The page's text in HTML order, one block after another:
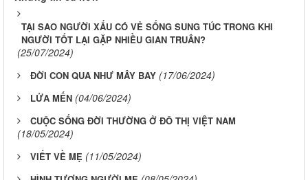
TẠI SAO NGƯỜI XẤU CÓ VẺ SỐNG SUNG TÚC TRONG KHI
NGƯỜI TỐT LẠI GẶP NHIỀU GIAN TRUÂN?
(25/07/2024)
ĐỜI CON QUA NHƯ MÂY BAY (17/06/2024)
LỬA MẾN (04/06/2024)
CUỘC SỐNG ĐỜI THƯỜNG Ở ĐÔ THỊ VIỆT NAM
(18/05/2024)
VIẾT VỀ MẸ (11/05/2024)